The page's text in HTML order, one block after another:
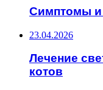
Симптомы и
23.04.2026
Лечение
котов